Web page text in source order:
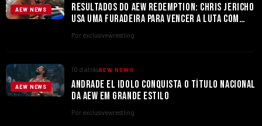
AEW NEWS
RESULTADOS DO AEW REDEMPTION: CHRIS JERICHO
USA UMA FURADEIRA PARA VENCER A LUTA COM
TOMMASO CIAMPA
Por exclusivewrestling
AEW NEWS
10 d atrásAEW NEWS
ANDRADE EL IDOLO CONQUISTA O TÍTULO NACIONAL
DA AEW EM GRANDE ESTILO
Por exclusivewrestling